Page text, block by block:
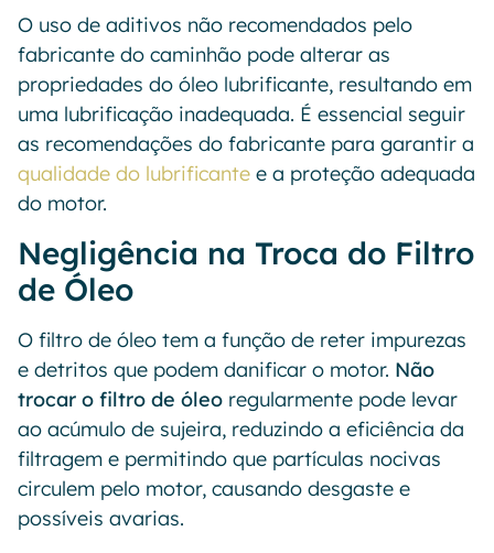
O uso de aditivos não recomendados pelo
fabricante do caminhão pode alterar as
propriedades do óleo lubrificante, resultando em
uma lubrificação inadequada. É essencial seguir
as recomendações do fabricante para garantir a
qualidade do lubrificante e a proteção adequada
do motor.
Negligência na Troca do Filtro
de Óleo
O filtro de óleo tem a função de reter impurezas
e detritos que podem danificar o motor. Não
trocar o filtro de óleo regularmente pode levar
ao acúmulo de sujeira, reduzindo a eficiência da
filtragem e permitindo que partículas nocivas
circulem pelo motor, causando desgaste e
possíveis avarias.